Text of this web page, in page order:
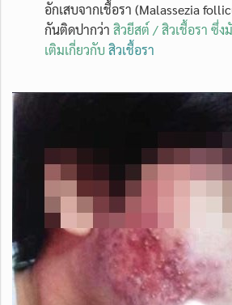
อักเสบจากเชื้อรา (Malassezia
กันติดปากว่า สิวยีสต์ / สิวเชื้อรา ซึ่
เติมเกี่ยวกับสิวเชื้อรา